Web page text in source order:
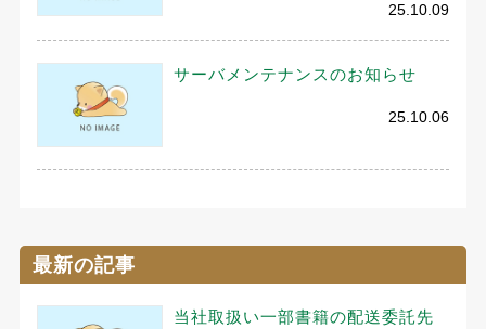
25.10.09
サーバメンテナンスのお知らせ
25.10.06
最新の記事
当社取扱い一部書籍の配送委託先